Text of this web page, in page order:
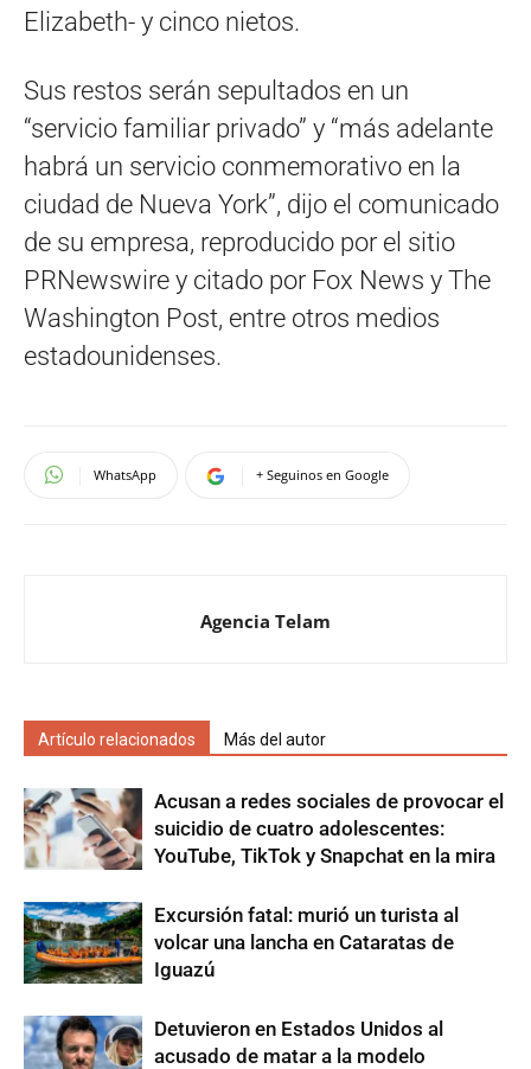
Elizabeth- y cinco nietos.
Sus restos serán sepultados en un
“servicio familiar privado” y “más adelante
habrá un servicio conmemorativo en la
ciudad de Nueva York”, dijo el comunicado
de su empresa, reproducido por el sitio
PRNewswire y citado por Fox News y The
Washington Post, entre otros medios
estadounidenses.
WhatsApp + Seguinos en Google
Agencia Telam
Artículo relacionados Más del autor
Acusan a redes sociales de provocar el
suicidio de cuatro adolescentes:
YouTube, TikTok y Snapchat en la mira
Excursión fatal: murió un turista al
volcar una lancha en Cataratas de
Iguazú
Detuvieron en Estados Unidos al
acusado de matar a la modelo